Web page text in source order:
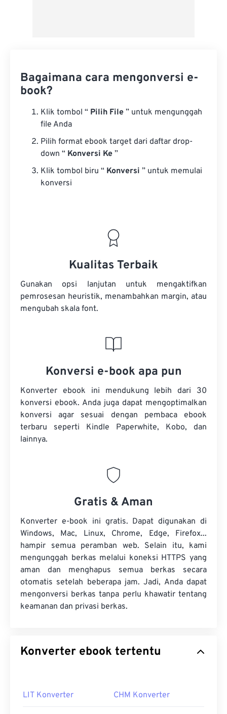
Bagaimana cara mengonversi e-
book?
Klik tombol “ Pilih File ” untuk mengunggah
file Anda
Pilih format ebook target dari daftar drop-
down “ Konversi Ke ”
Klik tombol biru “ Konversi ” untuk memulai
konversi
Kualitas Terbaik
Gunakan opsi lanjutan untuk mengaktifkan
pemrosesan heuristik, menambahkan margin, atau
mengubah skala font.
Konversi e-book apa pun
Konverter ebook ini mendukung lebih dari 30
konversi ebook. Anda juga dapat mengoptimalkan
konversi agar sesuai dengan pembaca ebook
terbaru seperti Kindle Paperwhite, Kobo, dan
lainnya.
Gratis & Aman
Konverter e-book ini gratis. Dapat digunakan di
Windows, Mac, Linux, Chrome, Edge, Firefox...
hampir semua peramban web. Selain itu, kami
mengunggah berkas melalui koneksi HTTPS yang
aman dan menghapus semua berkas secara
otomatis setelah beberapa jam. Jadi, Anda dapat
mengonversi berkas tanpa perlu khawatir tentang
keamanan dan privasi berkas.
Konverter ebook tertentu
LIT Konverter CHM Konverter